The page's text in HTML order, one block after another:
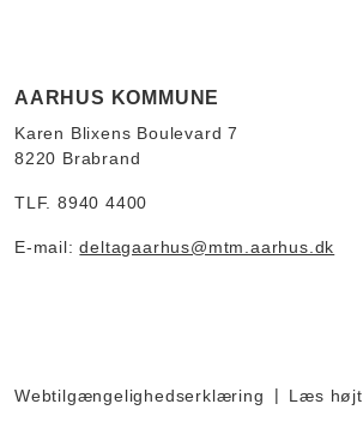
AARHUS KOMMUNE
Karen Blixens Boulevard 7
8220 Brabrand
TLF. 8940 4400
E-mail:deltagaarhus@mtm.aarhus.dk
Webtilgængelighedserklæring Læs højt